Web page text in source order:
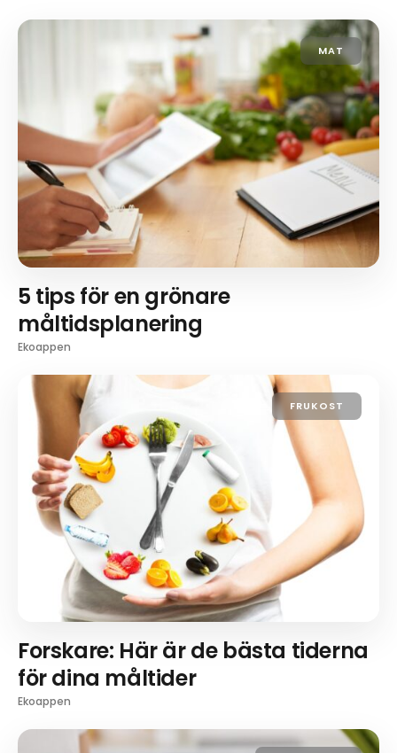
MAT
5 tips för en grönare
måltidsplanering
Ekoappen
FRUKOST
Forskare: Här är de bästa tiderna
för dina måltider
Ekoappen